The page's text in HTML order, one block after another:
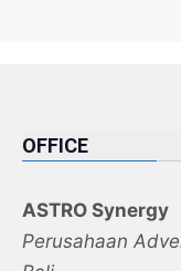
OFFICE
ASTRO Synergy
Perusahaan